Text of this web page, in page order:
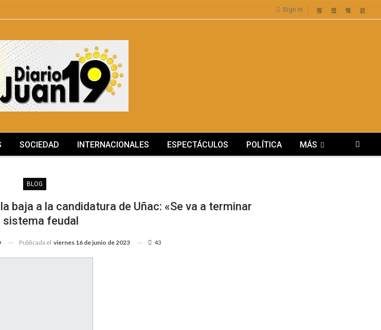
Sign In
SOCIEDAD INTERNACIONALES ESPECTÁCULOS POLÍTICA MÁS
BLOG
baja a la candidatura de Uñac: «Se va a terminar
sistema feudal
Publicada el viernes 16 de junio de 2023 43